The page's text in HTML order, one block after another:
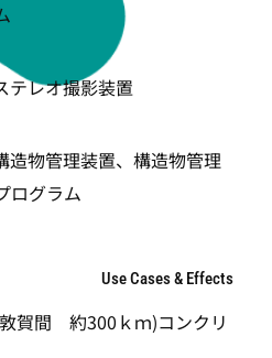
テレオ撮影装置
物管理装置、構造物管理
ログラム
Use Cases & Effects
賀間 約300ｋｍ)コンクリ